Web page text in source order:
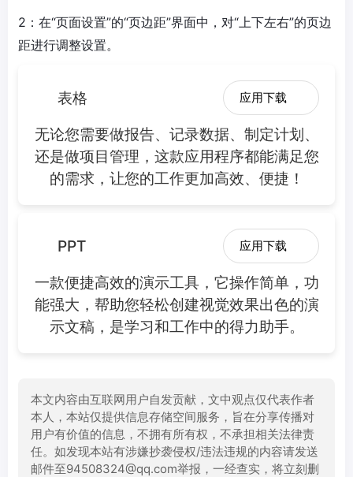
2：在“页面设置”的“页边距”界面中，对“上下左右”的页边
距进行调整设置。
表格 应用下载
无论您需要做报告、记录数据、制定计划、
还是做项目管理，这款应用程序都能满足您
的需求，让您的工作更加高效、便捷！
PPT 应用下载
一款便捷高效的演示工具，它操作简单，功
能强大，帮助您轻松创建视觉效果出色的演
示文稿，是学习和工作中的得力助手。
本文内容由互联网用户自发贡献，文中观点仅代表作者
本人，本站仅提供信息存储空间服务，旨在分享传播对
用户有价值的信息，不拥有所有权，不承担相关法律责
任。如发现本站有涉嫌抄袭侵权/违法违规的内容请发送
邮件至94508324@qq.com举报，一经查实，将立刻删